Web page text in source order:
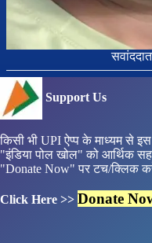
Support Us
किसी भी UPI ऐप्प के माध्यम से
"इंडिया पोल खोल" को आर्थिक
"Donate Now" पर टच/क्लिक
Click Here >> Donate